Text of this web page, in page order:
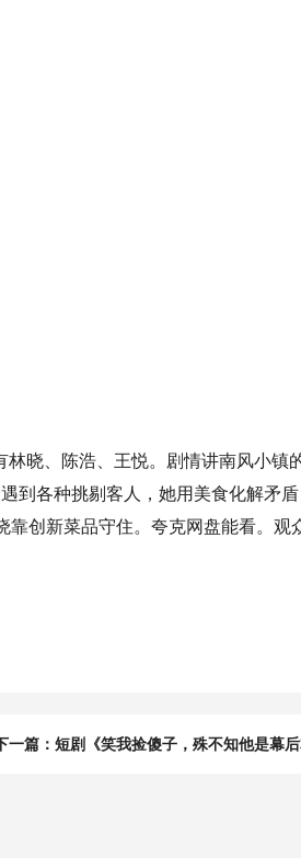
晓、陈浩、王悦。剧情讲南风小镇
到各种挑剔客人，她用美食化解矛
创新菜品守住。夸克网盘能看。观